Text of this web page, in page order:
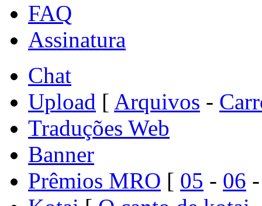
FAQ
Assinatura
Chat
Upload [ Arquivos -
Traduções Web
Banner
Prêmios MRO [ 05 - 06